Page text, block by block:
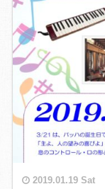
2019.01.19 Sat